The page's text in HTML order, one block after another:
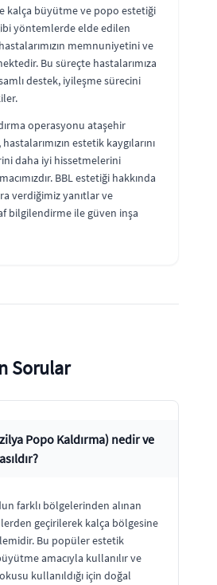
kalça büyütme ve popo estetiği
yöntemlerde elde edilen
memnuniyetini ve
Bu süreçte hastalarımıza
destek, iyileşme sürecini
operasyonu ataşehir
estetik kaygılarını
daha iyi hissetmelerini
BBL estetiği hakkında
verdiğimiz yanıtlar ve
bilgilendirme ile güven inşa
Sorular
Popo Kaldırma) nedir ve
farklı bölgelerinden alınan
geçirilerek kalça bölgesine
Bu popüler estetik
amacıyla kullanılır ve
kullanıldığı için doğal